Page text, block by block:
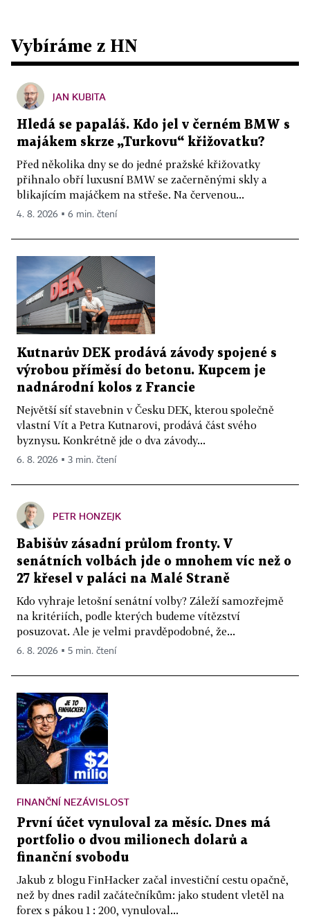
Vybíráme z HN
JAN KUBITA
Hledá se papaláš. Kdo jel v černém BMW s
majákem skrze „Turkovu“ křižovatku?
Před několika dny se do jedné pražské křižovatky
přihnalo obří luxusní BMW se začerněnými skly a
blikajícím majáčkem na střeše. Na červenou...
4. 8. 2026 ▪ 6 min. čtení
Kutnarův DEK prodává závody spojené s
výrobou příměsí do betonu. Kupcem je
nadnárodní kolos z Francie
Největší síť stavebnin v Česku DEK, kterou společně
vlastní Vít a Petra Kutnarovi, prodává část svého
byznysu. Konkrétně jde o dva závody...
6. 8. 2026 ▪ 3 min. čtení
PETR HONZEJK
Babišův zásadní průlom fronty. V
senátních volbách jde o mnohem víc než o
27 křesel v paláci na Malé Straně
Kdo vyhraje letošní senátní volby? Záleží samozřejmě
na kritériích, podle kterých budeme vítězství
posuzovat. Ale je velmi pravděpodobné, že...
6. 8. 2026 ▪ 5 min. čtení
FINANČNÍ NEZÁVISLOST
První účet vynuloval za měsíc. Dnes má
portfolio o dvou milionech dolarů a
finanční svobodu
Jakub z blogu FinHacker začal investiční cestu opačně,
než by dnes radil začátečníkům: jako student vletěl na
forex s pákou 1 : 200, vynuloval...